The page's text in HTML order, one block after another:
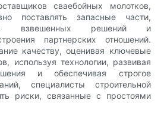
сваебойных молотков,
поставлять запасные части,
взвешенных решений и
партнерских отношений.
качеству, оценивая ключевые
используя технологии, развивая
и обеспечивая строгое
специалисты строительной
риски, связанные с простоями